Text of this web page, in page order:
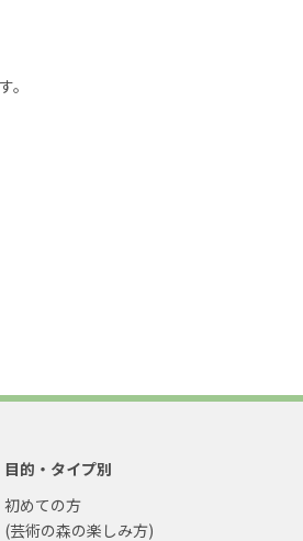
目的・タイプ別
初めての方
(芸術の森の楽しみ方)